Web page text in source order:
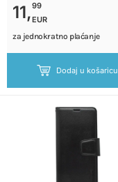
11,99
EUR
za jednokratno plaćanje
Dodaj u košaricu